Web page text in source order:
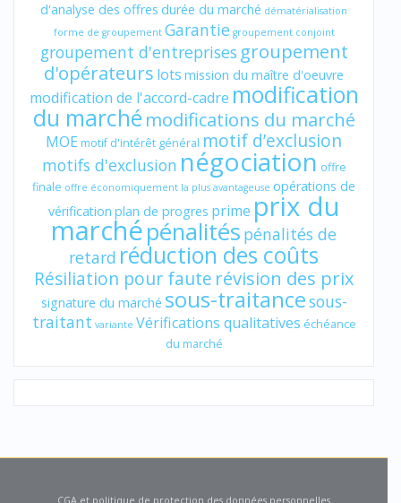
d'analyse des offres durée du marché dématérialisation
forme de groupement Garantie groupement conjoint
groupement d'entreprises groupement
d'opérateurs lots mission du maître d'oeuvre
modification de l'accord-cadre modification
du marché modifications du marché
MOE motif d'intérêt général motif d’exclusion
motifs d'exclusion négociation offre
finale offre économiquement la plus avantageuse opérations de
vérification plan de progres prime prix du
marchépénalités pénalités de
retard réduction des coûts
Résiliation pour faute révision des prix
signature du marché sous-traitancesous-
traitant variante Vérifications qualitatives échéance
du marché
CGA et politique de protection des données personnelles